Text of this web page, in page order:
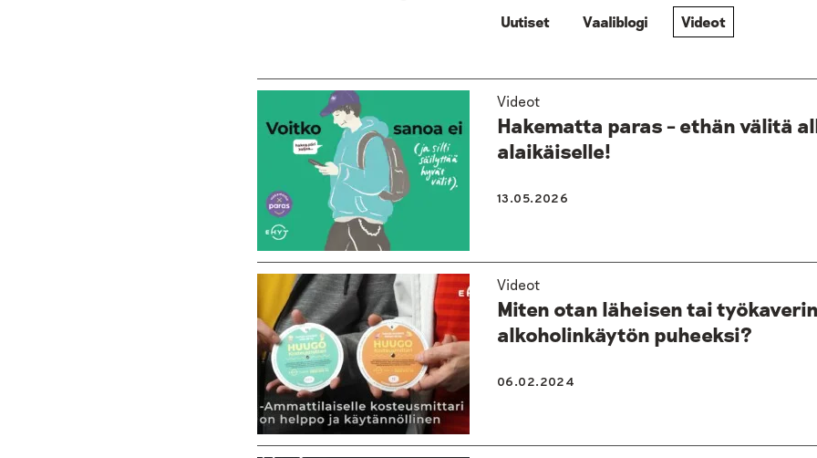
Uutiset
Vaaliblogi Videot
Videot
Hakematta paras – ethän välitä
alaikäiselle!
13.05.2026
Videot
Miten otan läheisen tai työkaverin
alkoholinkäytön puheeksi?
06.02.2024